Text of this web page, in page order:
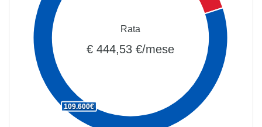
109.600€
Rata
€ 444,53 €/mese